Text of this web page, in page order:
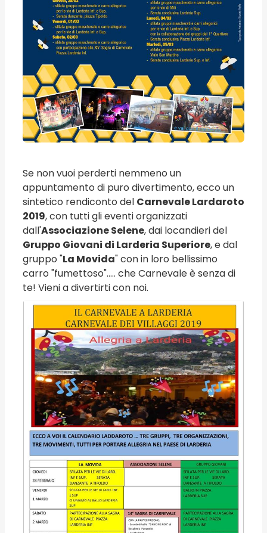
Se non vuoi perderti nemmeno un
appuntamento di puro divertimento, ecco un
sintetico rendiconto del Carnevale Lardaroto
2019, con tutti gli eventi organizzati
dall'Associazione Selene, dai locandieri del
Gruppo Giovani di Larderia Superiore, e dal
gruppo "La Movida" con in loro bellissimo
carro "fumettoso"..... che Carnevale è senza di
te! Vieni a divertirti con noi.